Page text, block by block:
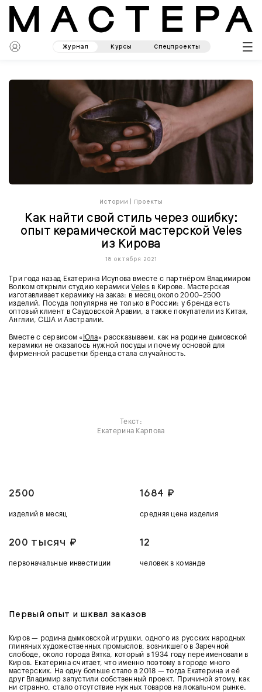
Журнал Курсы Спецпроекты
Истории Проекты
Как найти свой стиль через ошибку:
опыт керамической мастерской Veles
из Кирова
18 октября 2021
Три года назад Екатерина Исупова вместе с партнёром Владимиром
Волком открыли студию керамикиVelesв Кирове. Мастерская
изготавливает керамику на заказ: в месяц около 2000–2500
изделий. Посуда популярна не только в России: у бренда есть
оптовый клиент в Саудовской Аравии, а также покупатели из Китая,
Англии, США и Австралии.
Вместе с сервисом «Юла» рассказываем, как на родине дымовской
керамики не оказалось нужной посуды и почему основой для
фирменной расцветки бренда стала случайность.
Текст:
Екатерина Карпова
2500
изделий в месяц
1684 ₽
средняя цена изделия
200 тысяч ₽
первоначальные инвестиции
12
человек в команде
Первый опыт и шквал заказов
Киров — родина дымковской игрушки,одного из русских народных
глиняных художественных промыслов, возникшего в Заречной
слободе, около города Вятка, который в 1934 году переименовали в
Киров. Екатерина считает, что именно поэтому в городе много
мастерских. На одну больше стало в 2018 — тогда Екатерина и её
друг Владимир запустили собственный проект. Причиной этому, как
ни странно, стало отсутствие нужных товаров на локальном рынке.